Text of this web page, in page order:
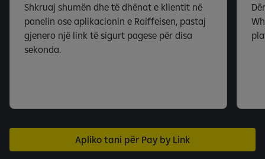
Shkruaj shumën dhe të dhënat e klientit në
panelin ose aplikacionin e Raiffeisen, pastaj
gjenero një link të sigurt pagese për disa
sekonda.
a
Apliko tani për Pay by Link